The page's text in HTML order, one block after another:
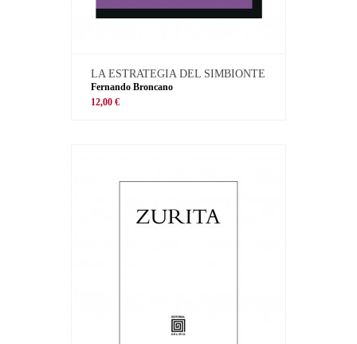
LA ESTRATEGIA DEL SIMBIONTE
Fernando Broncano
12,00 €